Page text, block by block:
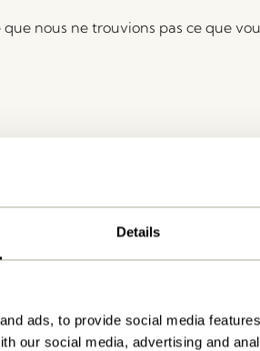
Details
ads, to provide social media
our social media, advertising and
que nous ne trouvions pas ce que